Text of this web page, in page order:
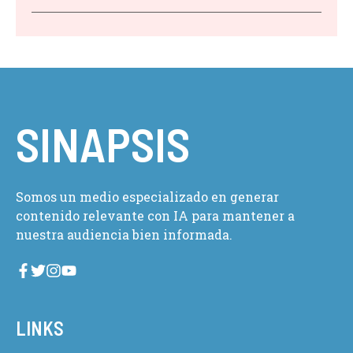
SINAPSIS
Somos un medio especializado en generar
contenido relevante con IA para mantener a
nuestra audiencia bien informada.
LINKS